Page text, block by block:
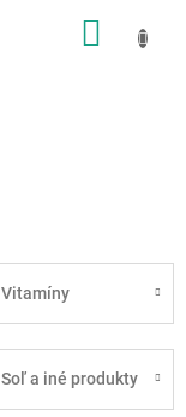
Vitamíny
Soľ a iné produkty